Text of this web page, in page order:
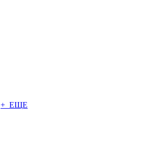
+ ЕЩЕ